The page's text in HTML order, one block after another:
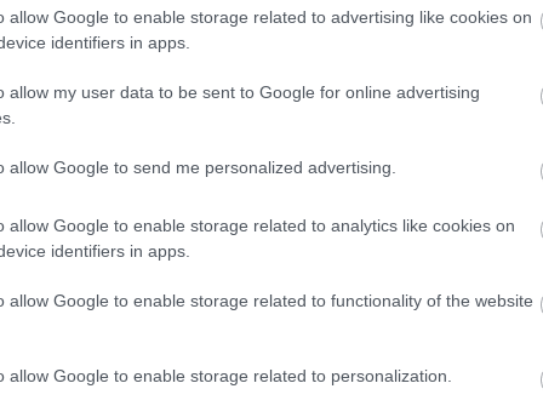
allow Google to enable storage related to advertising like cookies on
identifiers in apps.
allow my user data to be sent to Google for online advertising
allow Google to send me personalized advertising.
allow Google to enable storage related to analytics like cookies on
identifiers in apps.
allow Google to enable storage related to functionality of the website
allow Google to enable storage related to personalization.
en cuando por la cantidad de beneficios que nos
que resulta fácil integrarlo en diferentes
tarta de sabor maravilloso en el que predomina el
recuerda a un fudge, no es cremosa pero tampoco
intermedio. Para rematar la decoración quise
los fragmentos de chocolate, pero para hacer
principales decoré al parte superior de la tarta con
crujiente y lleno de sabor para acompañar esta